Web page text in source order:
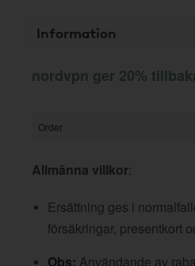
Information
nordvpn ger 20%
Order
Allmänna villkor:
Ersättning ges i
försäkringar, presentkort
Obs: Användande av